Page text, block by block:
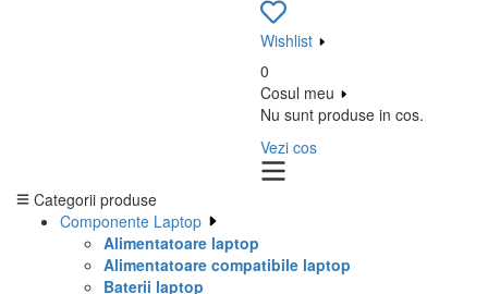
Wishlist
0
Cosul meu
Nu sunt produse in cos.
Vezi cos
Categorii produse
Componente Laptop
Alimentatoare laptop
Alimentatoare compatibile laptop
Baterii laptop